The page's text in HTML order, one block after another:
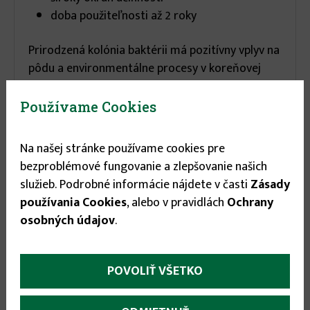
doba použiteľnosti až 2 roky
Prirodzená kolónia baktérii má pozitívny vplyv na
pôdu a environmentálne procesy v koreňovej
oblasti rastlín. Produkt zvyšuje výnos, kvalitu
úrody a zároveň znižuje poškodenia koreňov.
zdravšie potraviny a znižovať negatívny vplyv
pôdnych chemických postrekov na životné
prostredie.
Zloženie
thüringiensis
Používame Cookies
Na našej stránke používame cookies pre
bezproblémové fungovanie a zlepšovanie našich
služieb. Podrobné informácie nájdete v časti Zásady
používania Cookies, alebo v pravidlách Ochrany
osobných údajov.
POVOLIŤ VŠETKO